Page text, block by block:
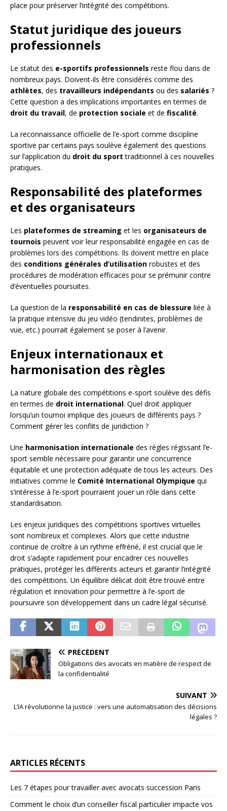
place pour préserver l’intégrité des compétitions.
Statut juridique des joueurs
professionnels
Le statut des e-sportifs professionnels reste flou dans de
nombreux pays. Doivent-ils être considérés comme des
athlètes, des travailleurs indépendants ou des salariés ?
Cette question a des implications importantes en termes de
droit du travail, de protection sociale et de fiscalité.
La reconnaissance officielle de l’e-sport comme discipline
sportive par certains pays soulève également des questions
sur l’application du droit du sport traditionnel à ces nouvelles
pratiques.
Responsabilité des plateformes
et des organisateurs
Les plateformes de streaming et les organisateurs de
tournois peuvent voir leur responsabilité engagée en cas de
problèmes lors des compétitions. Ils doivent mettre en place
des conditions générales d’utilisation robustes et des
procédures de modération efficaces pour se prémunir contre
d’éventuelles poursuites.
La question de la responsabilité en cas de blessure liée à
la pratique intensive du jeu vidéo (tendinites, problèmes de
vue, etc.) pourrait également se poser à l’avenir.
Enjeux internationaux et
harmonisation des règles
La nature globale des compétitions e-sport soulève des défis
en termes de droit international. Quel droit appliquer
lorsqu’un tournoi implique des joueurs de différents pays ?
Comment gérer les conflits de juridiction ?
Une harmonisation internationale des règles régissant l’e-
sport semble nécessaire pour garantir une concurrence
équitable et une protection adéquate de tous les acteurs. Des
initiatives comme le Comité International Olympique qui
s’intéresse à l’e-sport pourraient jouer un rôle dans cette
standardisation.
Les enjeux juridiques des compétitions sportives virtuelles
sont nombreux et complexes. Alors que cette industrie
continue de croître à un rythme effréné, il est crucial que le
droit s’adapte rapidement pour encadrer ces nouvelles
pratiques, protéger les différents acteurs et garantir l’intégrité
des compétitions. Un équilibre délicat doit être trouvé entre
régulation et innovation pour permettre à l’e-sport de
poursuivre son développement dans un cadre légal sécurisé.
PRÉCÉDENT
Obligations des avocats en matière de respect de
la confidentialité
SUIVANT
L’IA révolutionne la justice : vers une automatisation des décisions
légales ?
ARTICLES RÉCENTS
Les 7 étapes pour travailler avec avocats succession Paris
Comment le choix d’un conseiller fiscal particulier impacte vos